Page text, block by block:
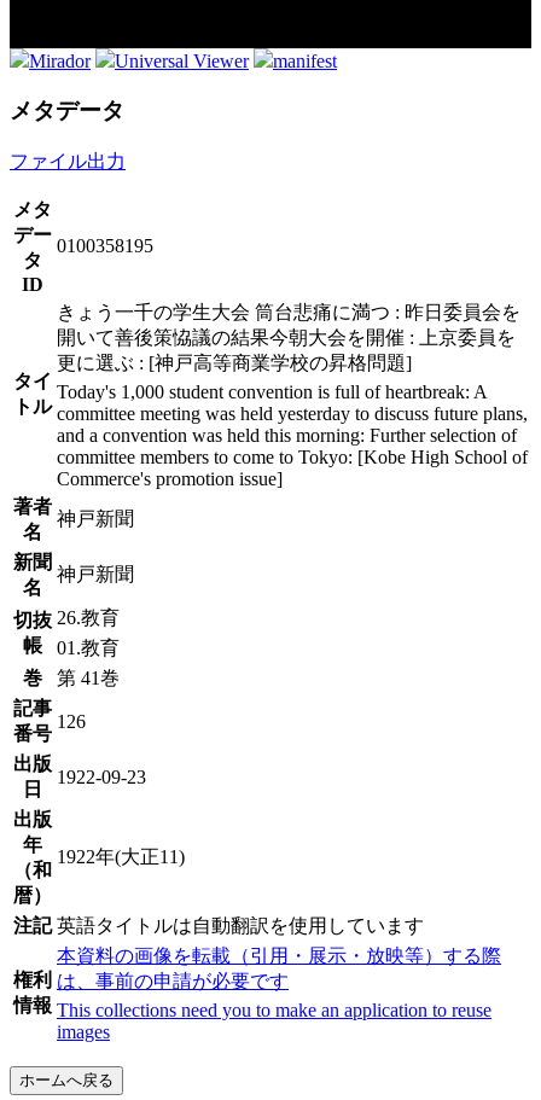
Mirador Universal Viewer manifest
メタデータ
ファイル出力
メタ
デー
タ
ID
0100358195
タイ
トル
きょう一千の学生大会 筒台悲痛に満つ : 昨日委員会を
開いて善後策恊議の結果今朝大会を開催 : 上京委員を
更に選ぶ : [神戸高等商業学校の昇格問題]
Today's 1,000 student convention is full of heartbreak: A
committee meeting was held yesterday to discuss future plans,
and a convention was held this morning: Further selection of
committee members to come to Tokyo: [Kobe High School of
Commerce's promotion issue]
著者
名
神戸新聞
新聞
名
神戸新聞
切抜
帳
26.教育
01.教育
巻
第 41巻
記事
番号
126
出版
日
1922-09-23
出版
年
（和
暦）
1922年(大正11)
注記 英語タイトルは自動翻訳を使用しています
権利
情報
本資料の画像を転載（引用・展示・放映等）する際
は、事前の申請が必要です
This collections need you to make an application to reuse
images
ホームへ戻る